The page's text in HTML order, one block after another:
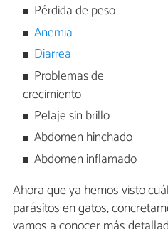
Pérdida de peso
Anemia
Diarrea
Problemas de
crecimiento
Pelaje sin brillo
Abdomen hinchado
Abdomen inflamado
Ahora que ya hemos visto
parásitos en gatos,